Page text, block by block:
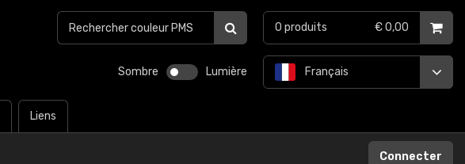
Sombre Lumière
Liens
Français
0 produits € 0,00
Connecter